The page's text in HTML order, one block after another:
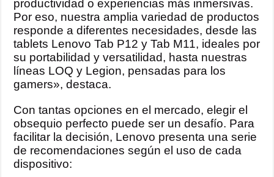
productividad o experiencias más inmersivas.
Por eso, nuestra amplia variedad de productos
responde a diferentes necesidades, desde las
tablets Lenovo Tab P12 y Tab M11, ideales por
su portabilidad y versatilidad, hasta nuestras
líneas LOQ y Legion, pensadas para los
gamers», destaca.
Con tantas opciones en el mercado, elegir el
obsequio perfecto puede ser un desafío. Para
facilitar la decisión, Lenovo presenta una serie
de recomendaciones según el uso de cada
dispositivo: